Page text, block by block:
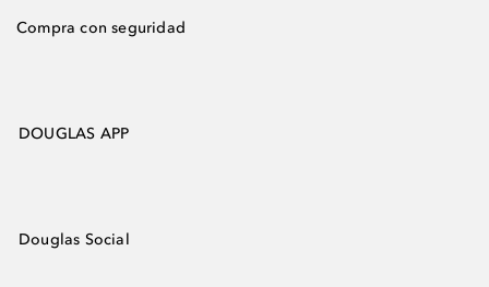
Compra con seguridad
DOUGLAS APP
Douglas Social